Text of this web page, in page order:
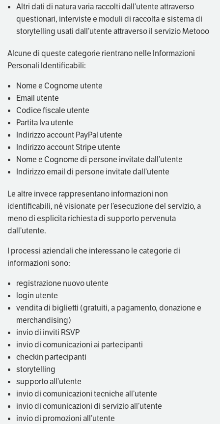
Altri dati di natura varia raccolti dall’utente attraverso
questionari, interviste e moduli di raccolta e sistema di
storytelling usati dall’utente attraverso il servizio Metooo
Alcune di queste categorie rientrano nelle Informazioni
Personali Identificabili:
Nome e Cognome utente
Email utente
Codice fiscale utente
Partita Iva utente
Indirizzo account PayPal utente
Indirizzo account Stripe utente
Nome e Cognome di persone invitate dall’utente
Indirizzo email di persone invitate dall’utente
Le altre invece rappresentano informazioni non
identificabili, né visionate per l’esecuzione del servizio, a
meno di esplicita richiesta di supporto pervenuta
dall’utente.
I processi aziendali che interessano le categorie di
informazioni sono:
registrazione nuovo utente
login utente
vendita di biglietti (gratuiti, a pagamento, donazione e
merchandising)
invio di inviti RSVP
invio di comunicazioni ai partecipanti
checkin partecipanti
storytelling
supporto all’utente
invio di comunicazioni tecniche all’utente
invio di comunicazioni di servizio all’utente
invio di promozioni all’utente